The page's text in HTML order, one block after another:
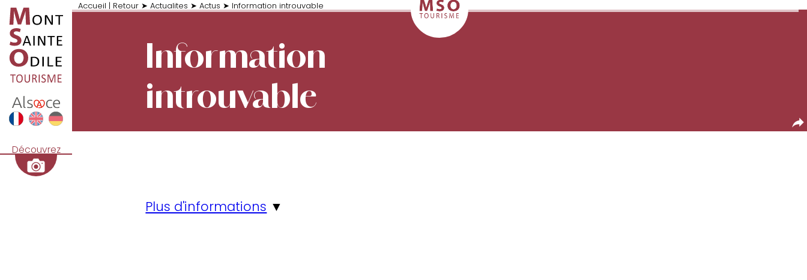
Accueil | Retour ➤ Actualites ➤ Actus ➤ Information introuvable
Découvrez
Information
introuvable
Plus d'informations ▼